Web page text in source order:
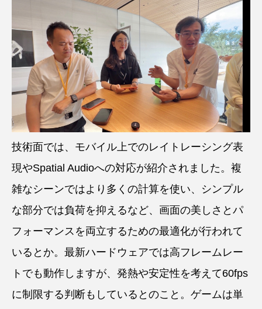
技術面では、モバイル上でのレイトレーシング表
現やSpatial Audioへの対応が紹介されました。複
雑なシーンではより多くの計算を使い、シンプル
な部分では負荷を抑えるなど、画面の美しさとパ
フォーマンスを両立するための最適化が行われて
いるとか。最新ハードウェアでは高フレームレー
トでも動作しますが、発熱や安定性を考えて60fps
に制限する判断もしているとのこと。ゲームは単